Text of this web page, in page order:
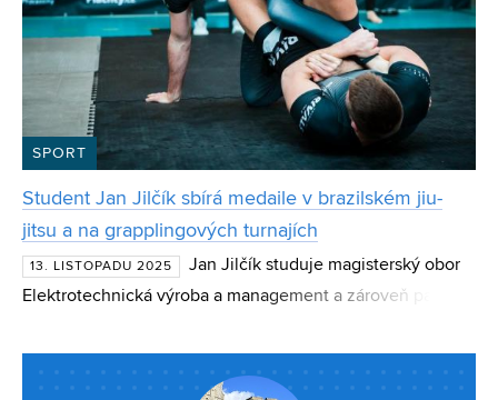
SPORT
Student Jan Jilčík sbírá medaile v brazilském jiu-
jitsu a na grapplingových turnajích
13. LISTOPADU 2025
Jan Jilčík studuje magisterský obor
Elektrotechnická výroba a management a zároveň patří
77 kg) v brazilském jiu-jitsu. Za poslední půlrok zí